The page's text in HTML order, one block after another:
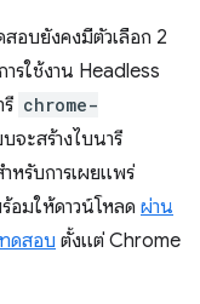
อบยังคงมีตัวเลือก 2
ารใช้งาน Headless
chrome-
ะสร้างไบนารี
หรับการเผยแพร่
อมให้ดาวน์โหลด ผ่าน
ดสอบ ตั้งแต่ Chrome